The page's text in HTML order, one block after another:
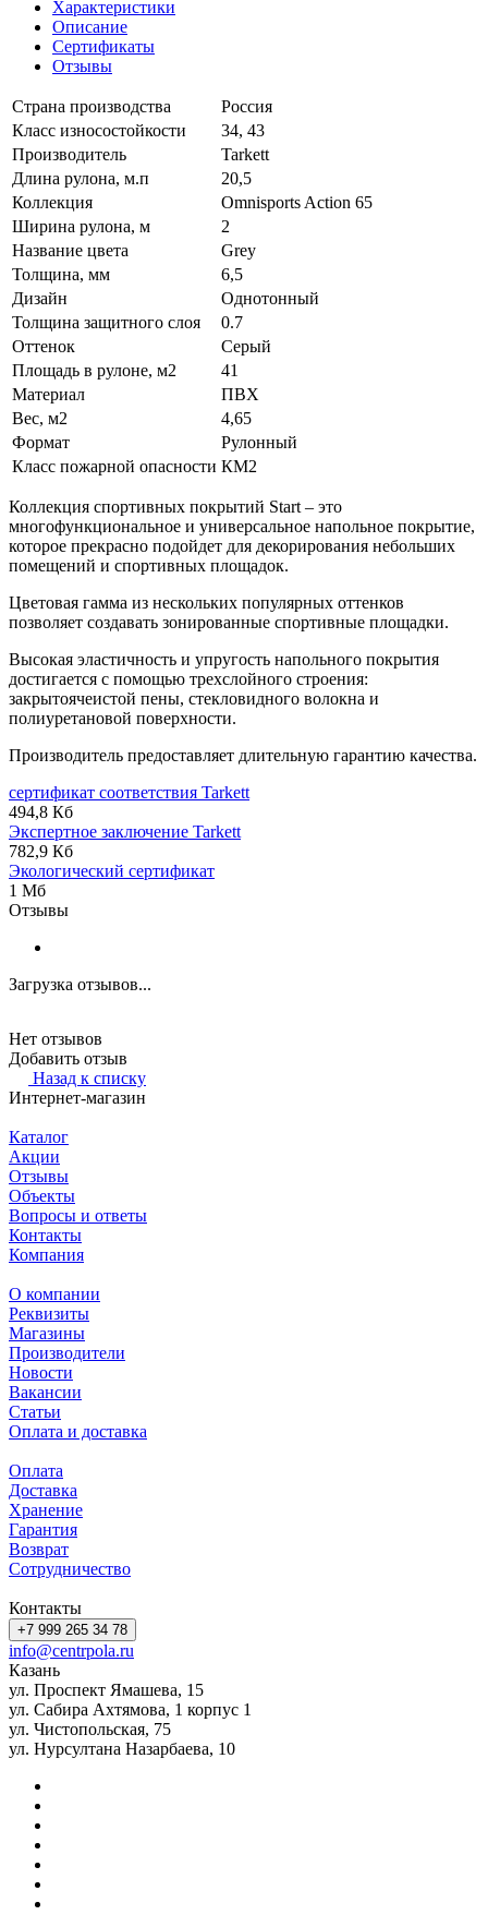
Характеристики
Описание
Сертификаты
Отзывы
Страна производства
Россия
Класс износостойкости
34, 43
Производитель
Tarkett
Длина рулона, м.п
20,5
Коллекция
Omnisports Action 65
Ширина рулона, м
2
Название цвета
Grey
Толщина, мм
6,5
Дизайн
Однотонный
Толщина защитного слоя
0.7
Оттенок
Серый
Площадь в рулоне, м2
41
Материал
ПВХ
Вес, м2
4,65
Формат
Рулонный
Класс пожарной опасности КМ2
Коллекция спортивных покрытий Start – это
многофункциональное и универсальное напольное покрытие,
которое прекрасно подойдет для декорирования небольших
помещений и спортивных площадок.
Цветовая гамма из нескольких популярных оттенков
позволяет создавать зонированные спортивные площадки.
Высокая эластичность и упругость напольного покрытия
достигается с помощью трехслойного строения:
закрытоячеистой пены, стекловидного волокна и
полиуретановой поверхности.
Производитель предоставляет длительную гарантию качества.
сертификат соответствия Tarkett
494,8 Кб
Экспертное заключение Tarkett
782,9 Кб
Экологический сертификат
1 Мб
Отзывы
Загрузка отзывов...
Нет отзывов
Добавить отзыв
Назад к списку
Интернет-магазин
Каталог
Акции
Отзывы
Объекты
Вопросы и ответы
Контакты
Компания
О компании
Реквизиты
Магазины
Производители
Новости
Вакансии
Статьи
Оплата и доставка
Оплата
Доставка
Хранение
Гарантия
Возврат
Сотрудничество
Контакты
+7 999 265 34 78
info@centrpola.ru
Казань
ул. Проспект Ямашева, 15
ул. Сабира Ахтямова, 1 корпус 1
ул. Чистопольская, 75
ул. Нурсултана Назарбаева, 10